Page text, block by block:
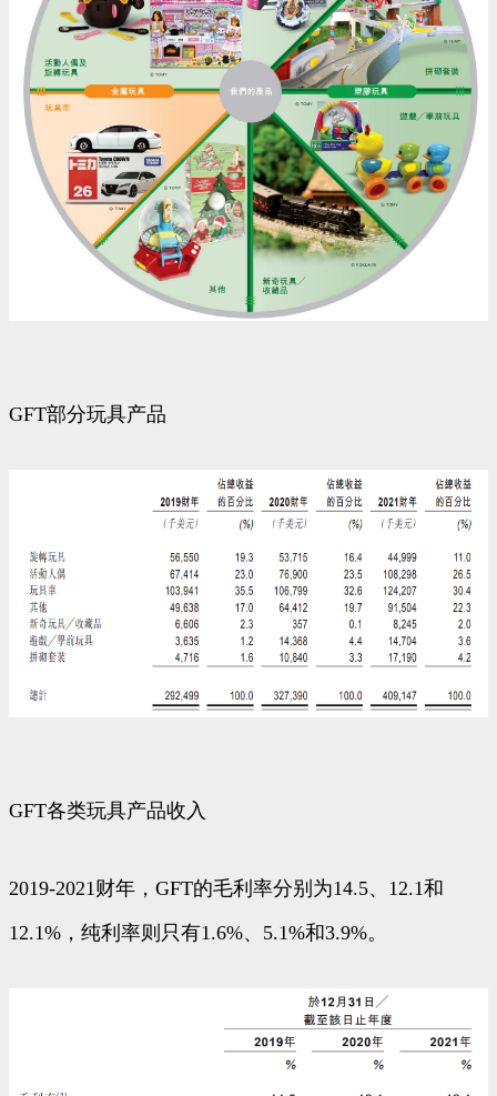
GFT部分玩具产品
GFT各类玩具产品收入
2019-2021财年，GFT的毛利率分别为14.5、12.1和
12.1%，纯利率则只有1.6%、5.1%和3.9%。